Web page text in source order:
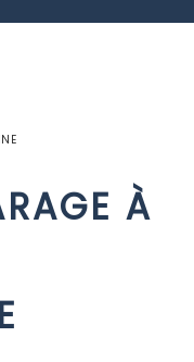
À